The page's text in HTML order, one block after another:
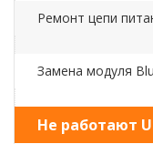
Ремонт цепи
Замена модуля
Не работают